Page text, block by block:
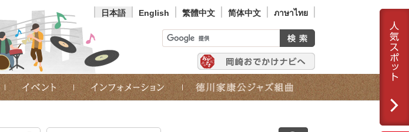
日本語 English 繁體中文 简体中文 ภาษาไทย